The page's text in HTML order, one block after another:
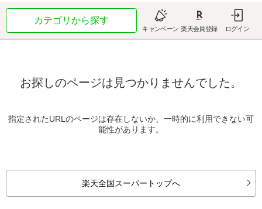
カテゴリから探す
キャンペーン 楽天会員登録 ログイン
お探しのページは見つかりませんでした。
指定されたURLのページは存在しないか、一時的に利用できない可
能性があります。
楽天全国スーパートップへ